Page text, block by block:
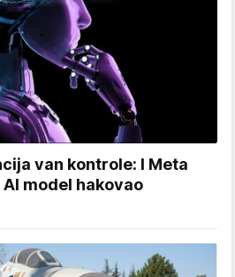
van kontrole: I Meta
model hakovao